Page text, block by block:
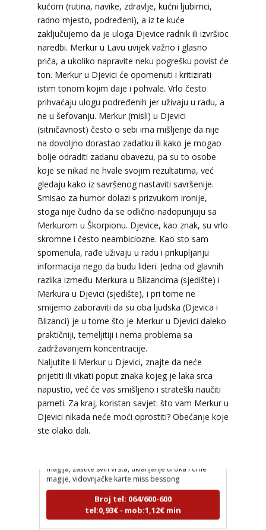
kućom (rutina, navike, zdravlje, kućni ljubimci,
radno mjesto, podređeni), a iz te kuće
zaključujemo da je uloga Djevice radnik ili izvršioc
naredbi. Merkur u Lavu uvijek važno i glasno
priča, a ukoliko napravite neku pogrešku povist će
ton. Merkur u Djevici će opomenuti i kritizirati
istim tonom kojim daje i pohvale. Vrlo često
prihvaćaju ulogu podređenih jer uživaju u radu, a
ne u šefovanju. Merkur (misli) u Djevici
(sitničavnost) često o sebi ima mišljenje da nije
na dovoljno dorastao zadatku ili kako je mogao
bolje odraditi zadanu obavezu, pa su to osobe
koje se nikad ne hvale svojim rezultatima, već
gledaju kako iz savršenog nastaviti savršenije.
Smisao za humor dolazi s prizvukom ironije,
stoga nije čudno da se odlično nadopunjuju sa
Merkurom u Škorpionu. Djevice, kao znak, su vrlo
skromne i često neambiciozne. Kao sto sam
spomenula, rađe uživaju u radu i prikupljanju
informacija nego da budu lideri. Jedna od glavnih
razlika između Merkura u Blizancima (sjedište) i
Merkura u Djevici (sjedište), i pri tome ne
smijemo zaboraviti da su oba ljudska (Djevica i
Blizanci) je u tome što je Merkur u Djevici daleko
praktičniji, temeljitiji i nema problema sa
zadržavanjem koncentracije.
Naljutite li Merkur u Djevici, znajte da neće
prijetiti ili vikati poput znaka kojeg je laka srca
napustio, već će vas smišljeno i strateški naučiti
pameti. Za kraj, koristan savjet: što vam Merkur u
Djevici nikada neće moći oprostiti? Obećanje koje
ste olako dali.
AMELIE BESSONG / Kod 99
Tarot savjetnik je zauzet
TEHNIKE:licencirana vidovinjakinja, licencirana
Broj tel: 064/600-600
tel:0,93€ - mob:1,12€ min